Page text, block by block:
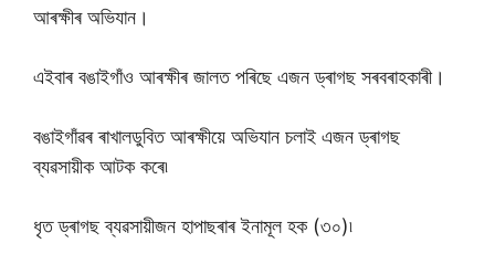
আৰক্ষীৰ অভিযান।
এইবাৰ বঙাইগাঁও আৰক্ষীৰ জালত পৰিছে এজন ড্ৰাগছ সৰবৰাহকাৰী।
বঙাইগাঁৱৰ ৰাখালডুবিত আৰক্ষীয়ে অভিযান চলাই এজন ড্ৰাগছ
ব্যৱসায়ীক আটক কৰে৷
ধৃত ড্ৰাগছ ব্যৱসায়ীজন হাপাছৰাৰ ইনামূল হক (৩০)৷